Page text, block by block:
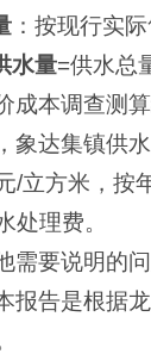
：按现行实
水量=供水总
成本调查测
象达集镇供
/立方米，按
处理费。
需要说明的
报告是根据